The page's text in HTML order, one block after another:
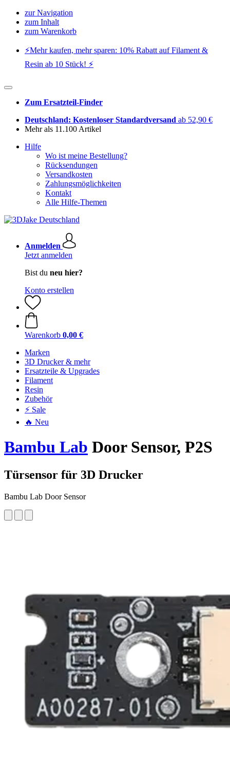
zur Navigation
zum Inhalt
zum Warenkorb
⚡️Mehr kaufen, mehr sparen: 10% Rabatt auf Filament &
Resin ab 10 Stück! ⚡️
Zum Ersatzteil-Finder
Deutschland: Kostenloser Standardversand ab 52,90 €
Mehr als 11.100 Artikel
Hilfe
Wo ist meine Bestellung?
Rücksendungen
Versandkosten
Zahlungsmöglichkeiten
Kontakt
Alle Hilfe-Themen
Anmelden
Jetzt anmelden
Bist du neu hier?
Konto erstellen
Warenkorb 0,00 €
Marken
3D Drucker & mehr
Ersatzteile & Upgrades
Filament
Resin
Zubehör
⚡ Sale
🔥 Neu
Bambu Lab Door Sensor, P2S
Türsensor für 3D Drucker
Bambu Lab Door Sensor